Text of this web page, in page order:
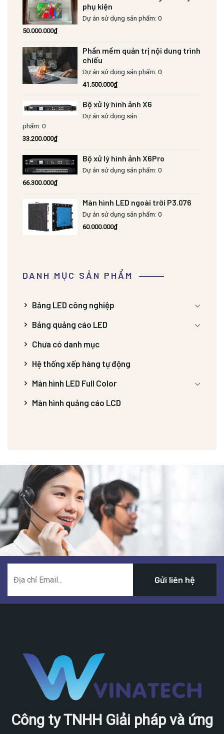
phụ kiện
Dự án sử dụng sản phẩm: 0
50.000.000₫
Phần mềm quản trị nội dung trình
chiếu
Dự án sử dụng sản phẩm: 0
41.500.000₫
Bộ xử lý hình ảnh X6
Dự án sử dụng sản
phẩm: 0
33.200.000₫
Bộ xử lý hình ảnh X6Pro
Dự án sử dụng sản phẩm: 0
66.300.000₫
Màn hình LED ngoài trời P3.076
Dự án sử dụng sản phẩm: 0
60.000.000₫
DANH MỤC SẢN PHẨM
Bảng LED công nghiệp
Bảng quảng cáo LED
Chưa có danh mục
Hệ thống xếp hàng tự động
Màn hình LED Full Color
Màn hình quảng cáo LCD
Công ty TNHH Giải pháp và ứng